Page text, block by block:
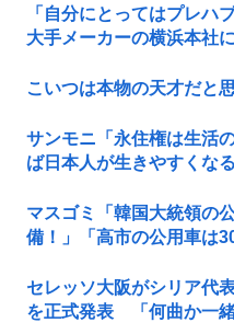
「自分にとってはプレハ
大手メーカーの横浜本社
こいつは本物の天才だと
サンモニ「永住権は生活
ば日本人が生きやすくな
マスゴミ「韓国大統領の
備！」「高市の公用車は
セレッソ大阪がシリア代
を正式発表 「何曲か一